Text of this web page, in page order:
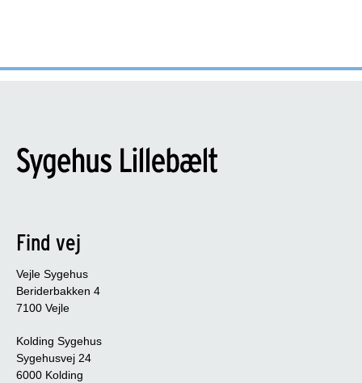
Find vej
Vejle Sygehus
Beriderbakken 4
7100 Vejle
Kolding Sygehus
Sygehusvej 24
6000 Kolding